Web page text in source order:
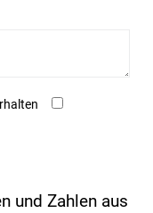
und Zahlen aus